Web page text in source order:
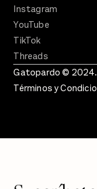
Instagram
YouTube
TikTok
Threads
Gatopardo © 2024.
Términos y